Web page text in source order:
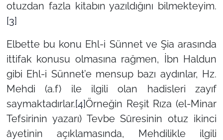
otuzdan fazla kitabın yazıldığını bilmekteyim.
[3]
Elbette bu konu Ehl-i Sünnet ve Şia arasında
ittifak konusu olmasına rağmen, İbn Haldun
gibi Ehl-i Sünnet’e mensup bazı aydınlar, Hz.
Mehdi (a.f) ile ilgili olan hadisleri zayıf
saymaktadırlar.[4]Örneğin Reşit Rıza (el-Minar
Tefsirinin yazarı) Tevbe Sûresinin otuz ikinci
âyetinin açıklamasında, Mehdilikle ilgili